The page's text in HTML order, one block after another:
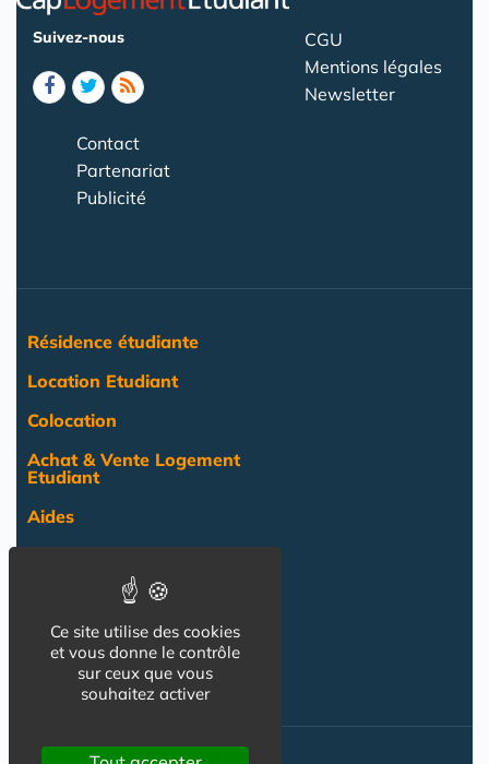
Suivez-nous
CGU
Mentions légales
Newsletter
Contact
Partenariat
Publicité
Résidence étudiante
Location Etudiant
Colocation
Achat & Vente Logement
Etudiant
Aides
Pro
NOS AUTRES SITES :
Ce site utilise des cookies
et vous donne le contrôle
sur ceux que vous
souhaitez activer